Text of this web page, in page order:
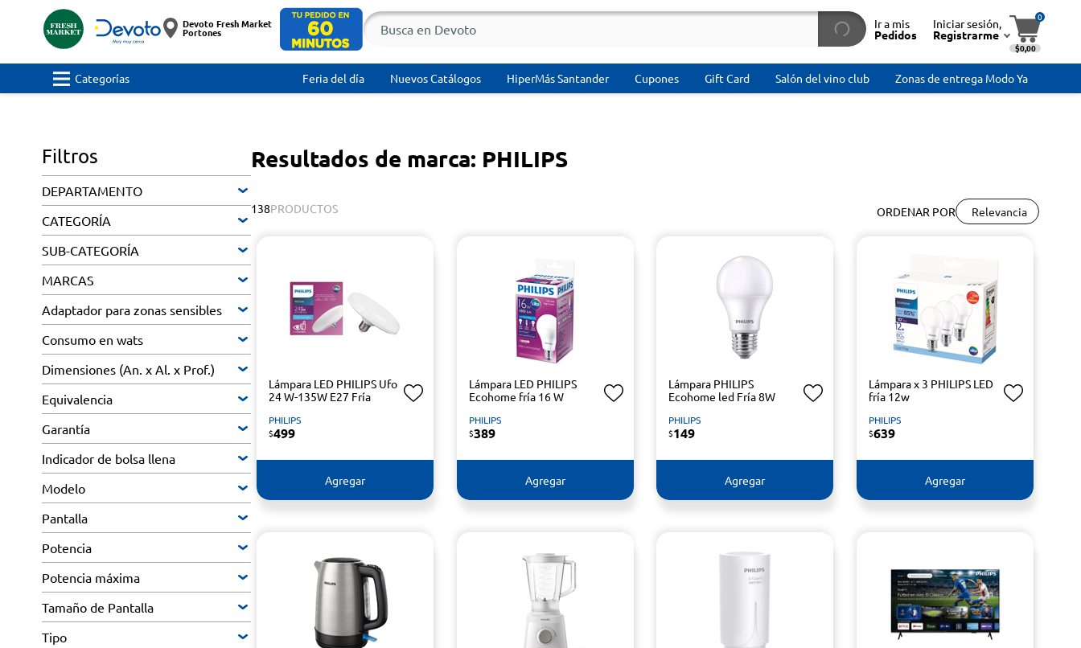
Devoto Fresh Market
Portones
Ir a mis
Pedidos
Iniciar sesión,
Registrarme
0
$0,00
Categorías Feria del día Nuevos Catálogos HiperMás Santander Cupones Gift Card Salón del vino club Zonas de entrega Modo Ya
Filtros
DEPARTAMENTO
CATEGORÍA
SUB-CATEGORÍA
MARCAS
Adaptador para zonas sensibles
Consumo en wats
Dimensiones (An. x Al. x Prof.)
Equivalencia
Garantía
Indicador de bolsa llena
Modelo
Pantalla
Potencia
Potencia máxima
Tamaño de Pantalla
Tipo
Resultados de marca: PHILIPS
ORDENAR POR Relevancia
138PRODUCTOS
Lámpara LED PHILIPS Ufo
24 W-135W E27 Fría
PHILIPS
$499
Agregar
Lámpara LED PHILIPS
Ecohome fría 16 W
PHILIPS
$389
Agregar
Lámpara PHILIPS
Ecohome led Fría 8W
PHILIPS
$149
Agregar
Lámpara x 3 PHILIPS LED
fría 12w
PHILIPS
$639
Agregar